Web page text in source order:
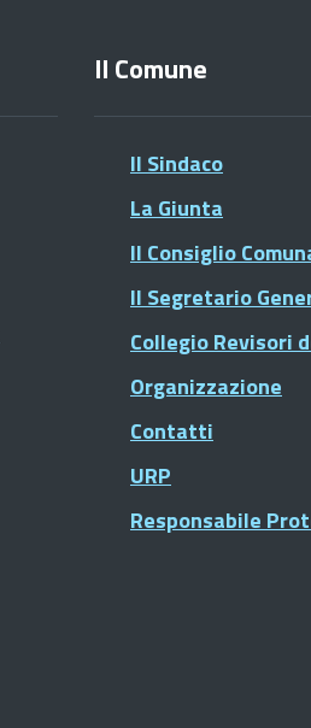
Il Comune
Il Sindaco
La Giunta
Il Consiglio
Il Segretario
Collegio Revisori
Organizzazione
Contatti
URP
Responsabile